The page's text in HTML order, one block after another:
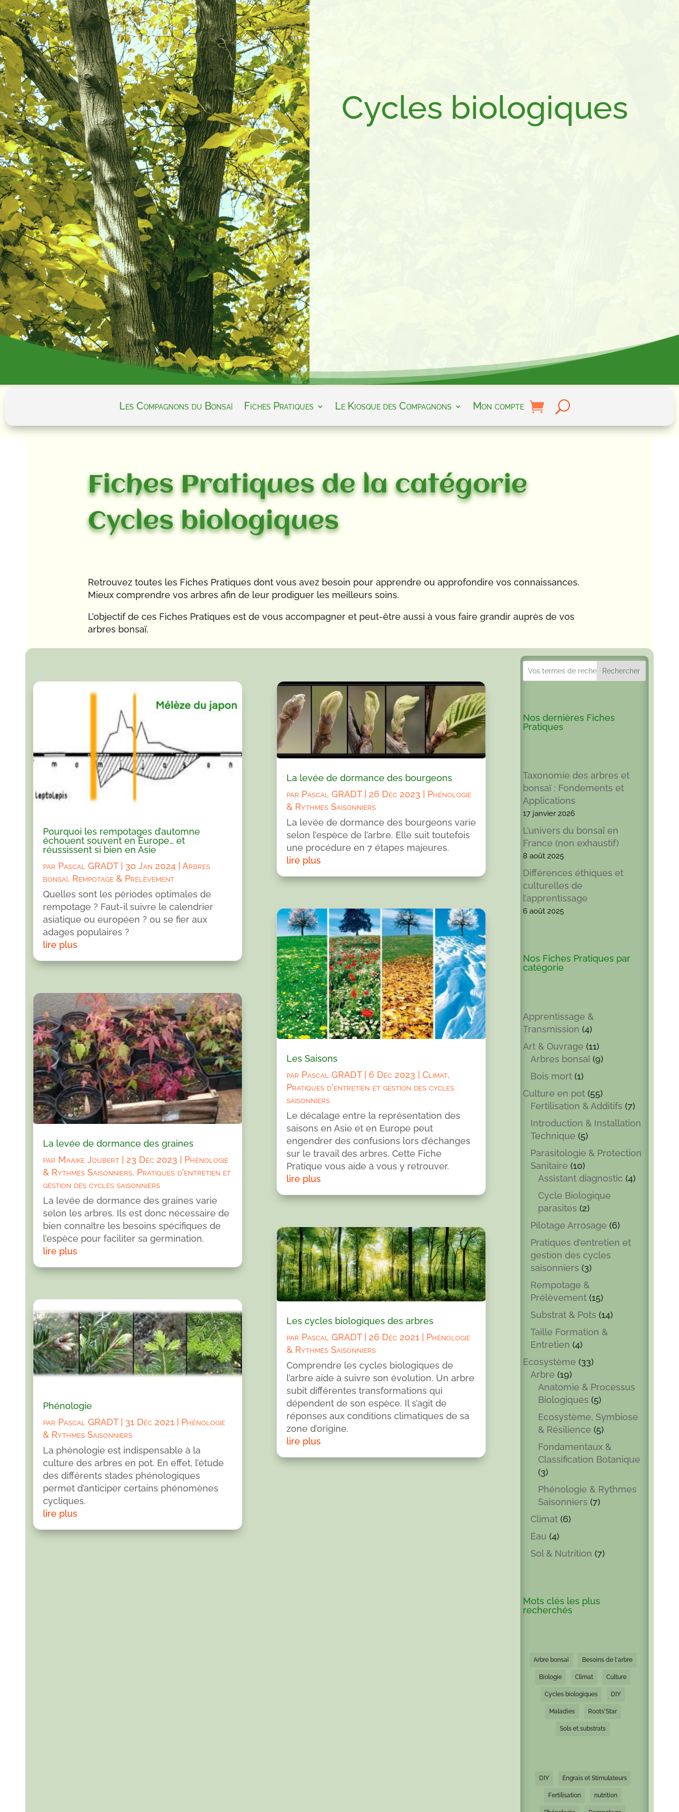
Cycles biologiques
Les Compagnons du Bonsaï Fiches Pratiques Le Kiosque des Compagnons Mon compte
Fiches Pratiques de la catégorie
Cycles biologiques
Retrouvez toutes les Fiches Pratiques dont vous avez besoin pour apprendre ou approfondire vos connaissances.
Mieux comprendre vos arbres afin de leur prodiguer les meilleurs soins.
L’objectif de ces Fiches Pratiques est de vous accompagner et peut-être aussi à vous faire grandir auprès de vos
arbres bonsaï.
Pourquoi les rempotages d’automne
échouent souvent en Europe… et
réussissent si bien en Asie
par Pascal GRADT| 30 Jan 2024
Arbres
bonsaï, Rempotage & Prélèvement
Quelles sont les périodes optimales de
rempotage ? Faut-il suivre le calendrier
asiatique ou européen ? ou se fier aux
adages populaires ?
lire plus
La levée de dormance des graines
par Maaike Joubert 23 Déc 2023
Phénologie
& Rythmes Saisonniers, Pratiques d'entretien et
gestion des cycles saisonniers
La levée de dormance des graines varie
selon les arbres. Ils est donc nécessaire de
bien connaître les besoins spécifiques de
l’espèce pour faciliter sa germination.
lire plus
Phénologie
par Pascal GRADT| 31 Déc 2021
Phénologie
& Rythmes Saisonniers
La phénologie est indispensable à la
culture des arbres en pot. En effet, l’étude
des différents stades phénologiques
permet d’anticiper certains phénomènes
cycliques.
lire plus
La levée de dormance des bourgeons
par Pascal GRADT| 26 Déc 2023 | Phénologie
& Rythmes Saisonniers
La levée de dormance des bourgeons varie
selon l’espèce de l’arbre. Elle suit toutefois
une procédure en 7 étapes majeures.
lire plus
Les Saisons
par Pascal GRADT| 6 Déc 2023 |Climat,
Pratiques d'entretien et gestion des cycles
saisonniers
Le décalage entre la représentation des
saisons en Asie et en Europe peut
engendrer des confusions lors d’échanges
sur le travail des arbres. Cette Fiche
Pratique vous aide à vous y retrouver.
lire plus
Les cycles biologiques des arbres
par Pascal GRADT| 26 Déc 2021
Phénologie
& Rythmes Saisonniers
Comprendre les cycles biologiques de
l’arbre aide à suivre son évolution. Un arbre
subit différentes transformations qui
dépendent de son espèce. Il s’agit de
réponses aux conditions climatiques de sa
zone d’origine.
lire plus
Rechercher
Nos dernières Fiches
Pratiques
Taxonomie des arbres et
bonsaï : Fondements et
Applications
17 janvier 2026
L’univers du bonsaï en
France (non exhaustif)
8 août 2025
Différences éthiques et
culturelles de
l’apprentissage
6 août 2025
Nos Fiches Pratiques par
catégorie
Apprentissage &
Transmission (4)
Art & Ouvrage (11)
Arbres bonsaï(9)
Bois mort(1)
Culture en pot(55)
Fertilisation & Additifs (7)
Introduction & Installation
Technique (5)
Parasitologie & Protection
Sanitaire (10)
Assistant diagnostic (4)
Cycle Biologique
parasites (2)
Pilotage Arrosage (6)
Pratiques d'entretien et
gestion des cycles
saisonniers (3)
Rempotage &
Prélèvement(15)
Substrat & Pots (14)
Taille Formation &
Entretien (4)
Ecosystème (33)
Arbre (19)
Anatomie & Processus
Biologiques (5)
Ecosystème, Symbiose
& Résilience (5)
Fondamentaux &
Classification Botanique
(3)
Phénologie & Rythmes
Saisonniers (7)
Climat(6)
Eau (4)
Sol & Nutrition (7)
Mots clés les plus
recherchés
Arbre bonsaï Besoins de l'arbre
Biologie Climat Culture
Cycles biologiques DIY
Maladies Roots'Star
Sols et substrats
DIY Engrais et Stimulateurs
Fertilisation nutrition